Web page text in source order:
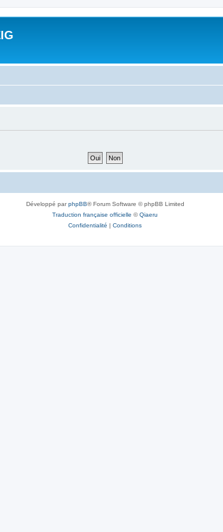
Développé parphpBB® Forum Software © phpBB Limited
Traduction française officielle ©Qiaeru
Confidentialité | Conditions